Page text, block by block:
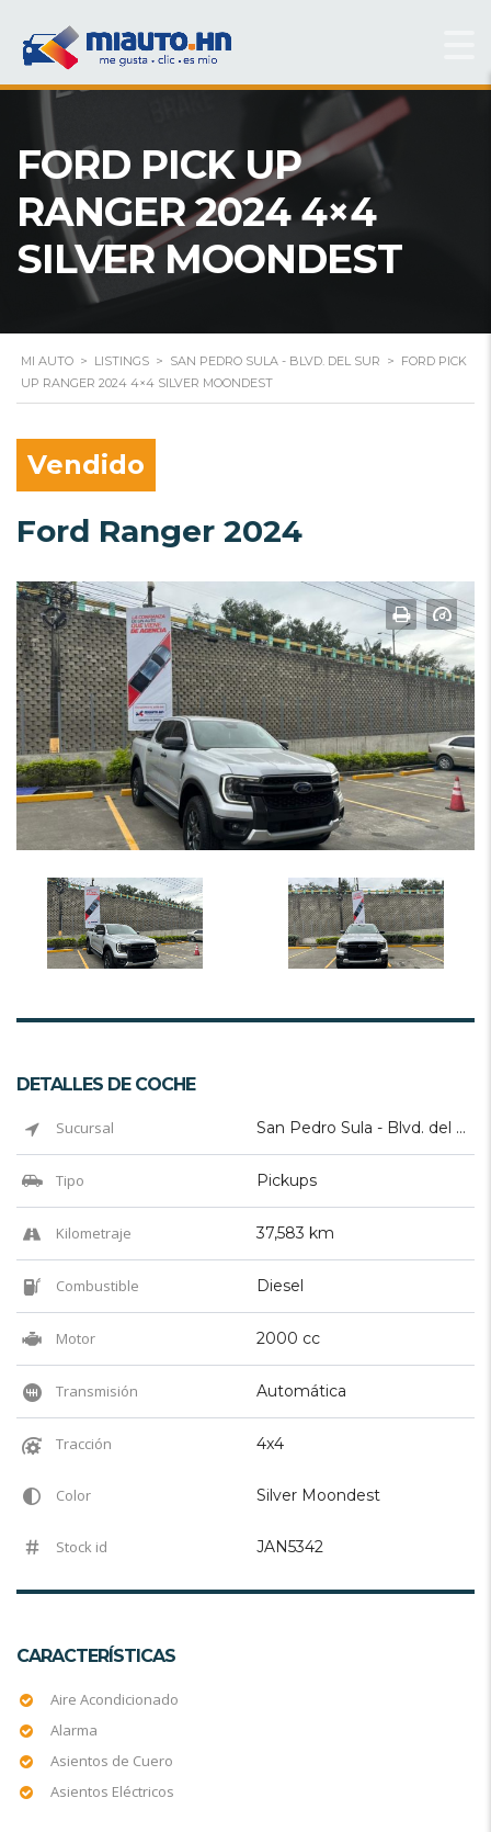
FORD PICK UP
RANGER 2024 4×4
SILVER MOONDEST
MI AUTO > LISTINGS > SAN PEDRO SULA - BLVD. DEL SUR > FORD PICK
UP RANGER 2024 4×4 SILVER MOONDEST
Vendido
Ford Ranger 2024
DETALLES DE COCHE
Sucursal San Pedro Sula - Blvd. del Sur
Tipo Pickups
Kilometraje 37,583 km
Combustible Diesel
Motor 2000 cc
Transmisión Automática
Tracción 4x4
Color Silver Moondest
Stock id JAN5342
CARACTERÍSTICAS
Aire Acondicionado
Alarma
Asientos de Cuero
Asientos Eléctricos